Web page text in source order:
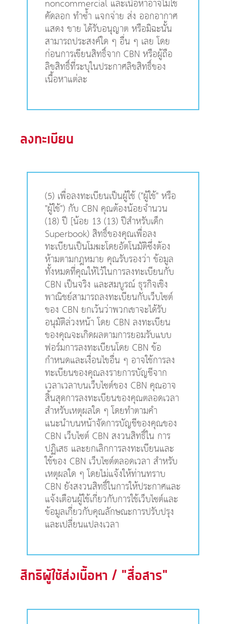
noncommercial และเนื้อหาอาจไม่ใช้
คัดลอก ทำซ้ำ แจกจ่าย ส่ง ออกอากาศ
แสดง ขาย ได้รับอนุญาต หรือมิฉะนั้น
สามารถประสงค์ใด ๆ อื่น ๆ เลย โดย
ก่อนการเขียนสิทธิ์จาก CBN หรือผู้ถือ
ลิขสิทธิ์ที่ระบุในประกาศลิขสิทธิ์ของ
เนื้อหาแต่ละ
ลงทะเบียน
(5) เพื่อลงทะเบียนเป็นผู้ใช้ ("ผู้ใช้" หรือ
"ผู้ใช้") กับ CBN คุณต้องน้อยจำนวน
(18) ปี [น้อย 13 (13) ปีสำหรับเด็ก
Superbook) สิทธิ์ของคุณเพื่อลง
ทะเบียนเป็นโมฆะโดยอัตโนมัติซึ่งต้อง
ห้ามตามกฎหมาย คุณรับรองว่า ข้อมูล
ทั้งหมดที่คุณให้ไว้ในการลงทะเบียนกับ
CBN เป็นจริง และสมบูรณ์ ธุรกิจเชิง
พาณิชย์สามารถลงทะเบียนกับเว็บไซต์
ของ CBN ยกเว้นว่าพวกเขาจะได้รับ
อนุมัติล่วงหน้า โดย CBN ลงทะเบียน
ของคุณจะเกิดผลตามการยอมรับแบบ
ฟอร์มการลงทะเบียนโดย CBN ข้อ
กำหนดและเงื่อนไขอื่น ๆ อาจใช้การลง
ทะเบียนของคุณลงรายการบัญชีจาก
เวลาเวลาบนเว็บไซต์ของ CBN คุณอาจ
สิ้นสุดการลงทะเบียนของคุณตลอดเวลา
สำหรับเหตุผลใด ๆ โดยทำตามคำ
แนะนำบนหน้าจัดการบัญชีของคุณของ
CBN เว็บไซต์ CBN สงวนสิทธิ์ใน การ
ปฏิเสธ และยกเลิกการลงทะเบียนและ
ใช้ของ CBN เว็บไซต์ตลอดเวลา สำหรับ
เหตุผลใด ๆ โดยไม่แจ้งให้ท่านทราบ
CBN ยังสงวนสิทธิ์ในการให้ประกาศและ
แจ้งเตือนผู้ใช้เกี่ยวกับการใช้เว็บไซต์และ
ข้อมูลเกี่ยวกับคุณลักษณะการปรับปรุง
และเปลี่ยนแปลงเวลา
สิทธิผู้ใช้ส่งเนื้อหา / "สื่อสาร"